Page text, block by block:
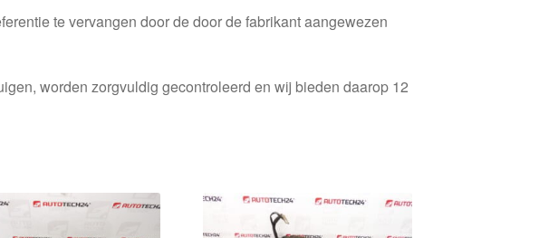
te vervangen door de door de fabrikant aangewezen
worden zorgvuldig gecontroleerd en wij bieden daarop 12